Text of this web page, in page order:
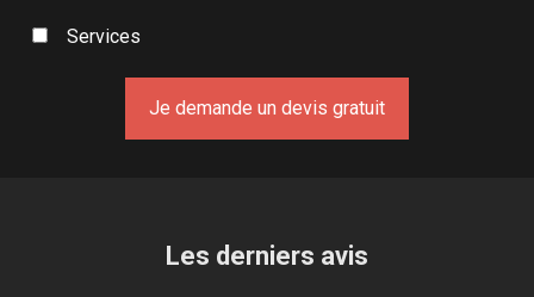
Services
Les derniers avis